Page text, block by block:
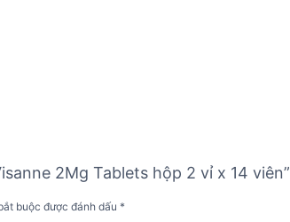
2Mg Tablets hộp 2 vỉ x 14 viên”
buộc được đánh dấu *